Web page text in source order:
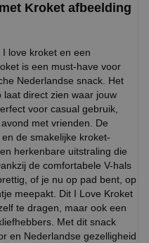
Kroket afbeelding
love kroket en een
is een must-have voor
Nederlandse snack. Het
direct zien waar jouw
voor casual gebruik,
met vrienden. De
de smakelijke kroket-
herkenbare uitstraling die
de comfortabele V-hals
of je nu op pad bent, op
meepakt. Dit I Love Kroket
te dragen, maar ook een
Met dit snack
en Nederlandse gezelligheid